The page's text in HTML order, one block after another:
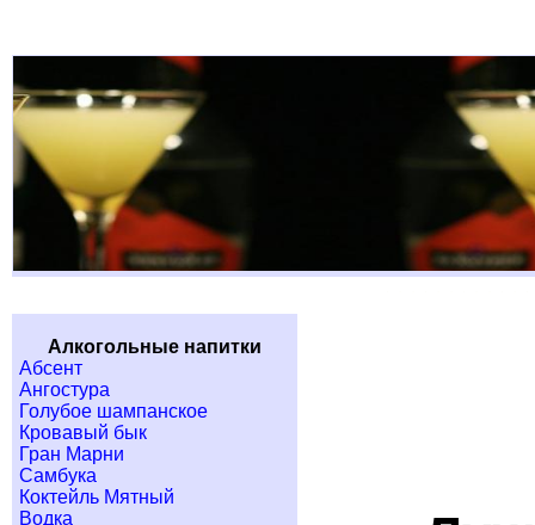
Алкогольные напитки
Абсент
Ангостура
Голубое шампанское
Кровавый бык
Гран Марни
Самбука
Коктейль Мятный
Водка